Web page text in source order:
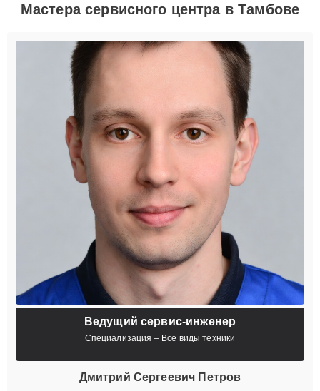
Мастера сервисного центра в Тамбове
Ведущий сервис-инженер
Специализация – Все виды техники
Дмитрий Сергеевич Петров